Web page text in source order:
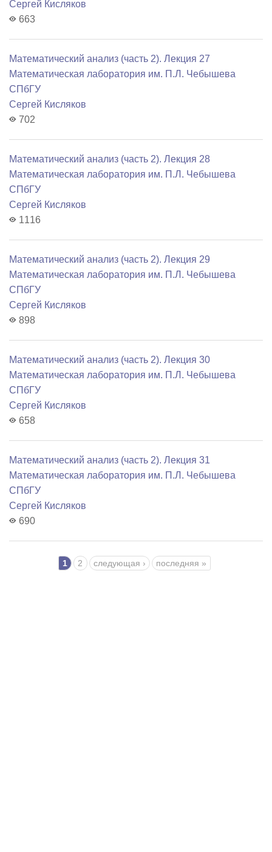
Сергей Кисляков
663
Математический анализ (часть 2). Лекция 27
Математичеcкая лаборатория им. П.Л. Чебышева
СПбГУ
Сергей Кисляков
702
Математический анализ (часть 2). Лекция 28
Математичеcкая лаборатория им. П.Л. Чебышева
СПбГУ
Сергей Кисляков
1116
Математический анализ (часть 2). Лекция 29
Математичеcкая лаборатория им. П.Л. Чебышева
СПбГУ
Сергей Кисляков
898
Математический анализ (часть 2). Лекция 30
Математичеcкая лаборатория им. П.Л. Чебышева
СПбГУ
Сергей Кисляков
658
Математический анализ (часть 2). Лекция 31
Математичеcкая лаборатория им. П.Л. Чебышева
СПбГУ
Сергей Кисляков
690
1 2 следующая › последняя »